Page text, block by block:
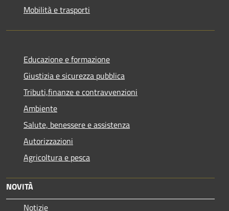
Mobilità e trasporti
Educazione e formazione
Giustizia e sicurezza pubblica
Tributi,finanze e contravvenzioni
Ambiente
Salute, benessere e assistenza
Autorizzazioni
Agricoltura e pesca
NOVITÀ
Notizie